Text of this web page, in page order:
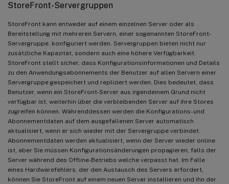
StoreFront-Servergruppen
StoreFront kann entweder auf einem einzelnen Server oder als
Bereitstellung mit mehreren Servern, einer sogenannten StoreFront-
Servergruppe, konfiguriert werden. Servergruppen bieten nicht nur
zusätzliche Kapazität, sondern auch eine höhere Verfügbarkeit.
StoreFront stellt sicher, dass Konfigurationsinformationen und Details
zu den Anwendungsabonnements der Benutzer auf allen Servern einer
Servergruppe gespeichert und repliziert werden. Dies bedeutet, dass
Benutzer, wenn ein StoreFront-Server aus irgendeinem Grund nicht
verfügbar ist, weiterhin über die verbleibenden Server auf ihre Stores
zugreifen können. Währenddessen werden die Konfigurations- und
Abonnementdaten auf dem ausgefallenen Server automatisch
aktualisiert, wenn er sich wieder mit der Servergruppe verbindet.
Abonnementdaten werden aktualisiert, wenn der Server wieder online
ist, aber Sie müssen Konfigurationsänderungen propagieren, falls der
Server während des Offline-Betriebs welche verpasst hat. Im Falle
eines Hardwarefehlers, der den Austausch des Servers erfordert,
können Sie StoreFront auf einem neuen Server installieren und ihn der